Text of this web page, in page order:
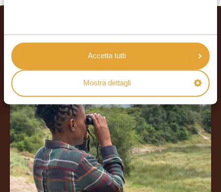
Accetta tutti
Mostra dettagli
ARTICOLI CORRELATI